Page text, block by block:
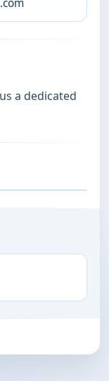
a dedicated